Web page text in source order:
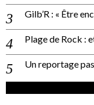
Gilb’R : « Être
Plage de Rock :
Un reportage